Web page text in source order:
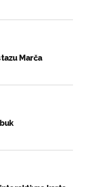
Marča